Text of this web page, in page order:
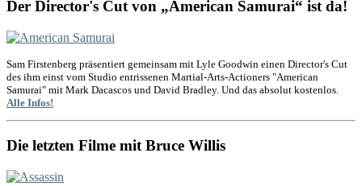
Der Director's Cut von „American Samurai“ ist da!
Sam Firstenberg präsentiert gemeinsam mit Lyle Goodwin einen Director's Cut
des ihm einst vom Studio entrissenen Martial-Arts-Actioners "American
Samurai" mit Mark Dacascos und David Bradley. Und das absolut kostenlos.
Alle Infos!
Die letzten Filme mit Bruce Willis